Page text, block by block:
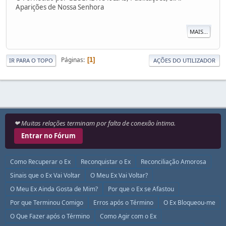
Aparições de Nossa Senhora
MAIS...
IR PARA O TOPO Páginas 1 AÇÕES DO UTILIZADOR
❤ Muitas relações terminam por falta de conexão íntima.
Entrar no Fórum
Como Recuperar o Ex Reconquistar o Ex
Reconciliação Amorosa
Sinais que o Ex Vai Voltar
O Meu Ex Vai Voltar?
O Meu Ex Ainda Gosta de Mim?
Por que o Ex se Afastou
Por que Terminou Comigo
Erros após o Término
O Ex Bloqueou-me
O Que Fazer após o Término
Como Agir com o Ex